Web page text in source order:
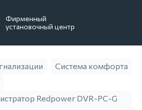
Фирменный
установочный центр
Система комфорта
Redpower DVR-PC-G